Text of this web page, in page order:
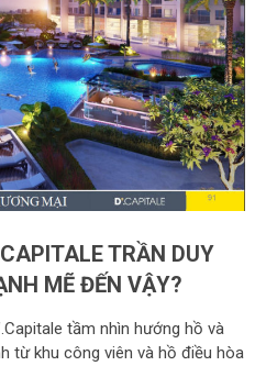
TRẦN DUY
MẼ ĐẾN VẬY?
tầm nhìn hướng hồ và
từ khu công viên và hồ điều hòa